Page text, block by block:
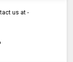
us at -